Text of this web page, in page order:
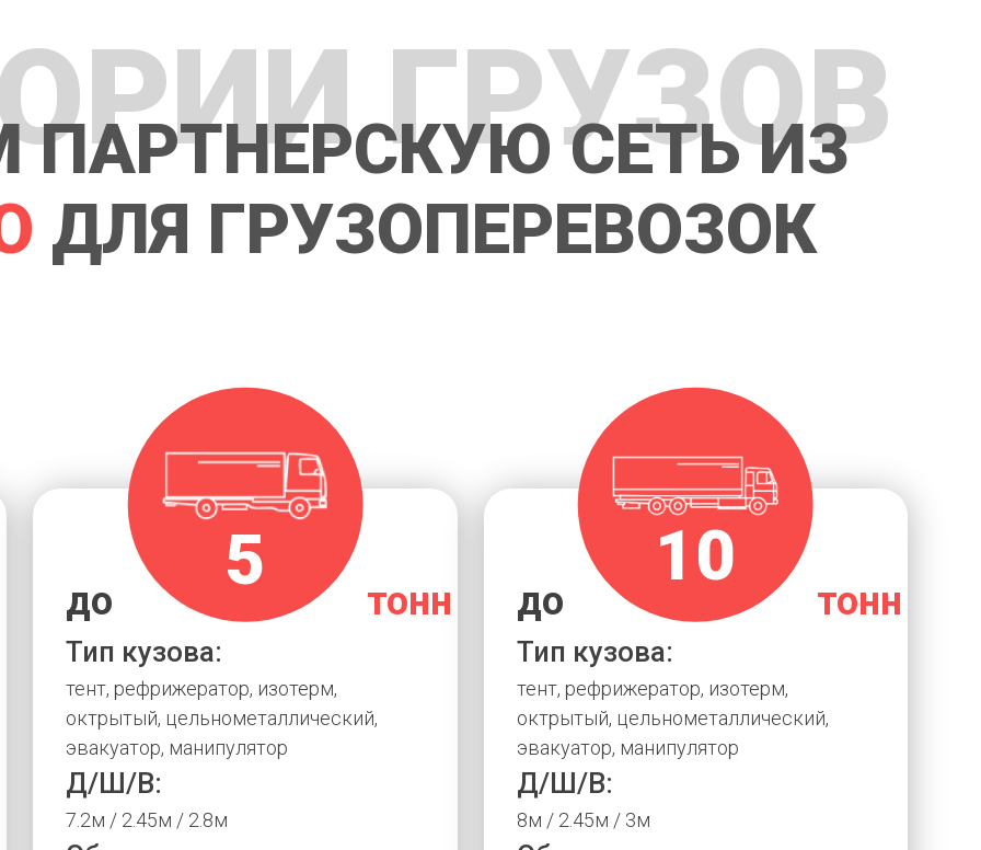
ГРУЗОВ
СЕТЬ ИЗ
ДЛЯ ГРУЗОПЕРЕВОЗОК
5
до тонн
Тип кузова:
тент, рефрижератор, изотерм,
октрытый, цельнометаллический,
эвакуатор, манипулятор
Д/Ш/В:
7.2м / 2.45м / 2.8м
10
до тонн
Тип кузова:
тент, рефрижератор, изотерм,
октрытый, цельнометаллический,
эвакуатор, манипулятор
Д/Ш/В:
8м / 2.45м / 3м